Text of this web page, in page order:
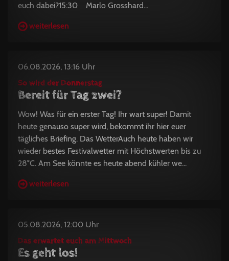
euch dabei?15:30 Marlo Grosshard...
weiterlesen
06.08.2026, 13:16 Uhr
So wird der Donnerstag
Bereit für Tag zwei?
Wow! Was für ein erster Tag! Ihr wart super! Damit
heute genauso super wird, bekommt ihr hier euer
tägliches Briefing. Das WetterAuch heute haben wir
wieder bestes Festivalwetter mit Höchstwerten bis zu
28°C. Am See könnte es heute abend kühler we...
weiterlesen
05.08.2026, 12:00 Uhr
Das erwartet euch am Mittwoch
Es geht los!